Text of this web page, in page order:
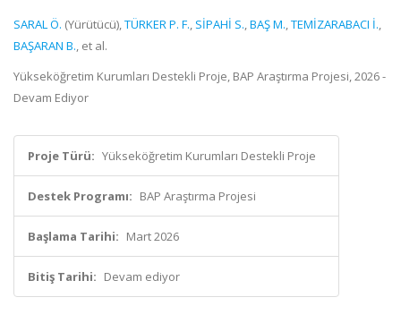
SARAL Ö. (Yürütücü),TÜRKER P. F., SİPAHİ S.,BAŞ M.,TEMİZARABACI İ.,
BAŞARAN B., et al.
Yükseköğretim Kurumları Destekli Proje, BAP Araştırma Projesi, 2026 -
Devam Ediyor
Proje Türü: Yükseköğretim Kurumları Destekli Proje
Destek Programı: BAP Araştırma Projesi
Başlama Tarihi: Mart 2026
Bitiş Tarihi: Devam ediyor